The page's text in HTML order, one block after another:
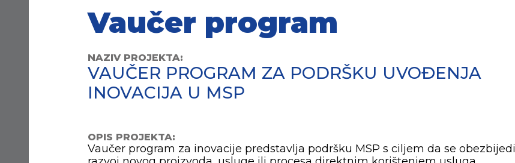
Vaučer program
NAZIV PROJEKTA:
VAUČER PROGRAM ZA PODRŠKU UVOĐENJA
INOVACIJA U MSP
OPIS PROJEKTA:
Vaučer program za inovacije predstavlja podršku MSP s ciljem da se obezbijedi